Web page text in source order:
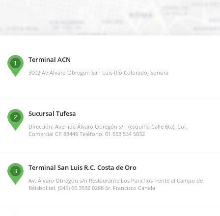
1 Terminal ACN
3002 Av Alvaro Obregon San Luis Río Colorado, Sonora
2 Sucursal Tufesa
Dirección: Avenida Álvaro Obregón s/n (esquina Calle 6ta), Col.
Comercial CP 83449 Teléfono: 01 653 534 5832
3 Terminal San Luis R.C. Costa de Oro
Av. Álvaro Obregón s/n Restaurante Los Panchos frente al Campo de
Béisbol tel. (045) 65 3532 0268 Sr. Francisco Canela